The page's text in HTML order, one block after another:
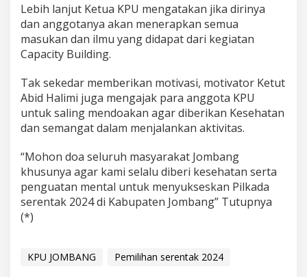
Lebih lanjut Ketua KPU mengatakan jika dirinya
dan anggotanya akan menerapkan semua
masukan dan ilmu yang didapat dari kegiatan
Capacity Building.
Tak sekedar memberikan motivasi, motivator Ketut
Abid Halimi juga mengajak para anggota KPU
untuk saling mendoakan agar diberikan Kesehatan
dan semangat dalam menjalankan aktivitas.
“Mohon doa seluruh masyarakat Jombang
khusunya agar kami selalu diberi kesehatan serta
penguatan mental untuk menyukseskan Pilkada
serentak 2024 di Kabupaten Jombang” Tutupnya
(*)
KPU JOMBANG Pemilihan serentak 2024